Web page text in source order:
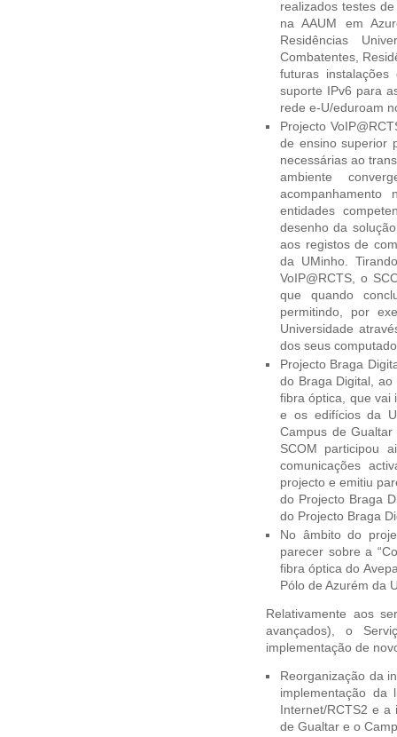
realizados testes
na AAUM em
Residências
Combatentes,
futuras
suporte IPv6 para
rede e-U/eduroam
Projecto
de ensino superior
necessárias ao
ambiente
acompanhamento
entidades
desenho da
aos registos de
da UMinho.
VoIP@RCTS, o
que quando
permitindo, por
Universidade
dos seus
Projecto Braga
do Braga Digital,
fibra óptica, que vai
e os edifícios da
Campus de
SCOM participou
comunicações
projecto e emitiu
do Projecto Braga
do Projecto Braga
No âmbito do
parecer sobre a
fibra óptica do
Pólo de Azurém da
Relativamente aos
avançados), o
implementação de
Reorganização da
implementação da
Internet/RCTS2 e
de Gualtar e o